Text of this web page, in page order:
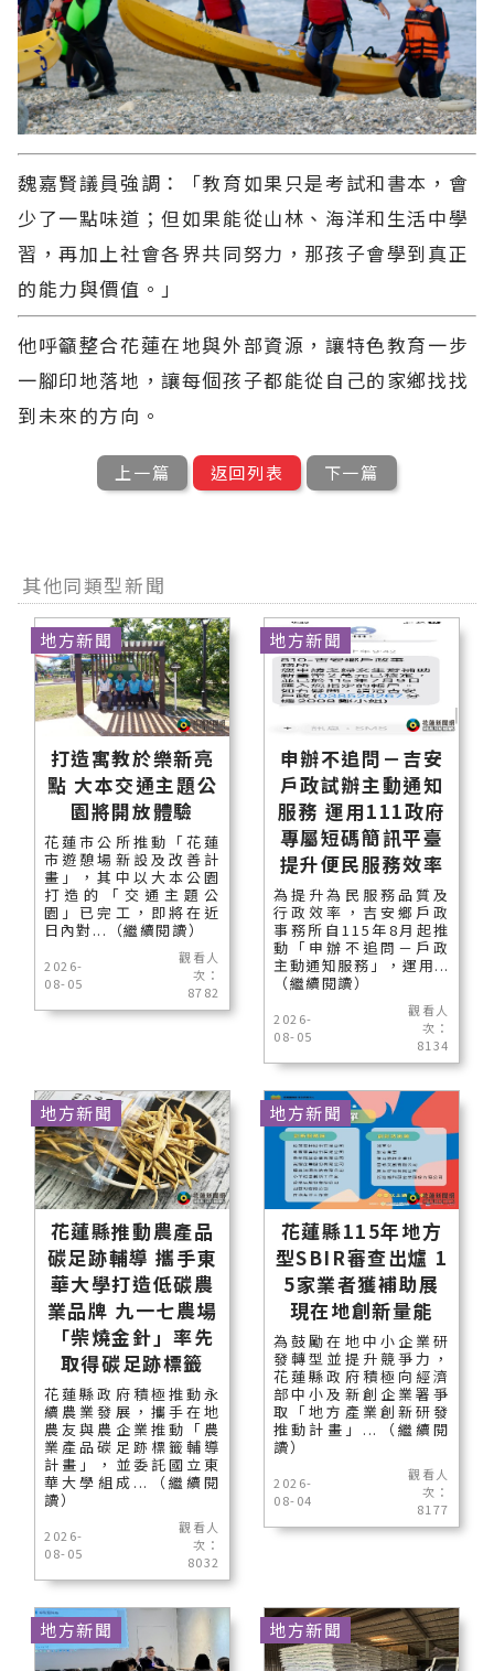
魏嘉賢議員強調：「教育如果只是考試和書本，會
少了一點味道；但如果能從山林、海洋和生活中學
習，再加上社會各界共同努力，那孩子會學到真正
的能力與價值。」
他呼籲整合花蓮在地與外部資源，讓特色教育一步
一腳印地落地，讓每個孩子都能從自己的家鄉找找
到未來的方向。
上一篇 返回列表 下一篇
其他同類型新聞
打造寓教於樂新亮
點 大本交通主題公
園將開放體驗
花蓮市公所推動「花蓮
市遊憩場新設及改善計
畫」，其中以大本公園
打造的「交通主題公
園」已完工，即將在近
日內對...（繼續閱讀）
2026-
08-05
觀看人
次：
8782
地方新聞
申辦不追問－吉安
戶政試辦主動通知
服務 運用111政府
專屬短碼簡訊平臺
提升便民服務效率
為提升為民服務品質及
行政效率，吉安鄉戶政
事務所自115年8月起推
動「申辦不追問－戶政
主動通知服務」，運用...
（繼續閱讀）
2026-
08-05
觀看人
次：
8134
地方新聞
花蓮縣推動農產品
碳足跡輔導 攜手東
華大學打造低碳農
業品牌 九一七農場
「柴燒金針」率先
取得碳足跡標籤
花蓮縣政府積極推動永
續農業發展，攜手在地
農友與農企業推動「農
業產品碳足跡標籤輔導
計畫」，並委託國立東
華大學組成...（繼續閱
讀）
2026-
08-05
觀看人
次：
8032
地方新聞
花蓮縣115年地方
型SBIR審查出爐 1
5家業者獲補助展
現在地創新量能
為鼓勵在地中小企業研
發轉型並提升競爭力，
花蓮縣政府積極向經濟
部中小及新創企業署爭
取「地方產業創新研發
推動計畫」...（繼續閱
讀）
2026-
08-04
觀看人
次：
8177
地方新聞
地方新聞 地方新聞